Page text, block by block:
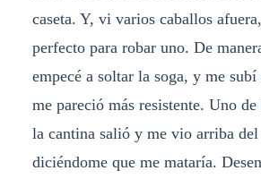
caseta. Y, vi varios caballos
perfecto para robar uno. De
empecé a soltar la soga, y me
me pareció más resistente. Uno
la cantina salió y me vio arriba
diciéndome que me mataría.